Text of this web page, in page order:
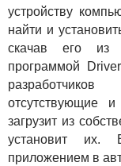
устройству
найти и
скачав его из
программой
отсутствующие
загрузит из
установит их.
приложением в